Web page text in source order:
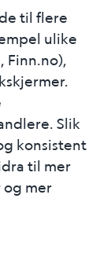
til flere
ulike
Finn.no),
Slik
konsistent
til mer
mer